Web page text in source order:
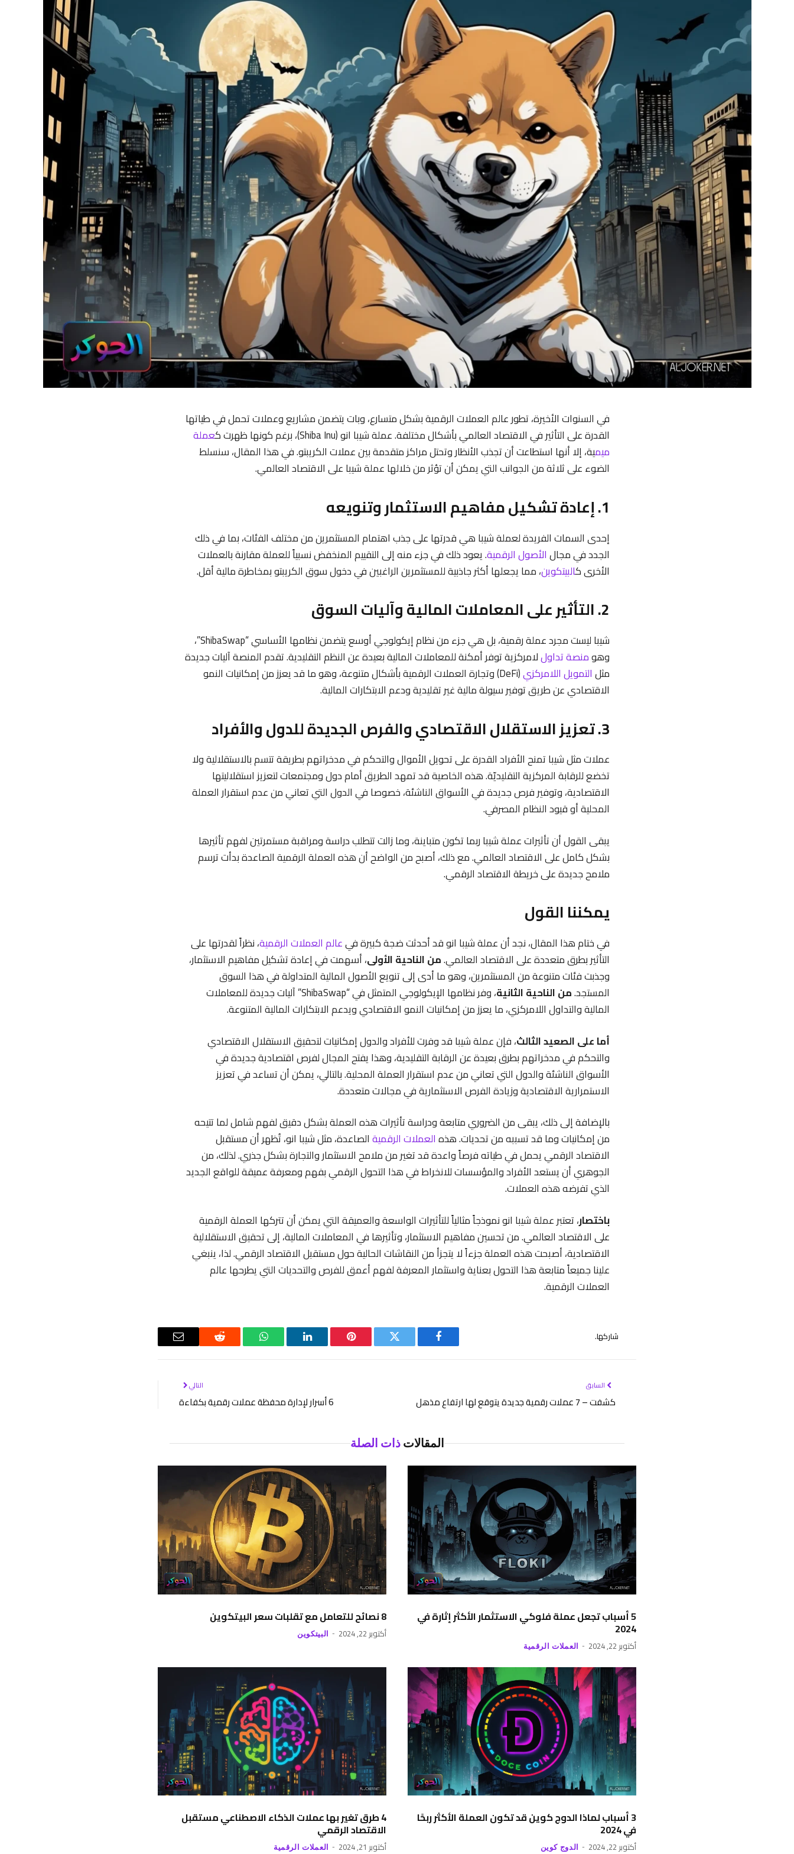
في السنوات الأخيرة، تطور عالم العملات الرقمية بشكل متسارع، وبات يتضمن مشاريع وعملات تحمل في طياتها
القدرة على التأثير في الاقتصاد العالمي بأشكال مختلفة. عملة شيبا انو (Shiba Inu)، برغم كونها ظهرت ك
عملة
ميمية، إلا أنها استطاعت أن تجذب الأنظار وتحتل مراكز متقدمة بين عملات الكريبتو. في هذا المقال، سنسلط
الضوء على ثلاثة من الجوانب التي يمكن أن تؤثر من خلالها عملة شيبا على الاقتصاد العالمي.
1. إعادة تشكيل مفاهيم الاستثمار وتنويعه
إحدى السمات الفريدة لعملة شيبا هي قدرتها على جذب اهتمام المستثمرين من مختلف الفئات، بما في ذلك
الجدد في مجالالأصول الرقمية. يعود ذلك في جزء منه إلى التقييم المنخفض نسبياً للعملة مقارنة بالعملات
الأخرى كالبيتكوين، مما يجعلها أكثر جاذبية للمستثمرين الراغبين في دخول سوق الكريبتو بمخاطرة مالية أقل.
2. التأثير على المعاملات المالية وآليات السوق
شيبا ليست مجرد عملة رقمية، بل هي جزء من نظام إيكولوجي أوسع يتضمن نظامها الأساسي “ShibaSwap”،
وهومنصة تداوللامركزية توفر أمكنة للمعاملات المالية بعيدة عن النظم التقليدية. تقدم المنصة آليات جديدة
مثلالتمويل اللامركزي
(DeFi) وتجارة العملات الرقمية بأشكال متنوعة، وهو ما قد يعزز من إمكانيات النمو
الاقتصادي عن طريق توفير سيولة مالية غير تقليدية ودعم الابتكارات المالية.
3. تعزيز الاستقلال الاقتصادي والفرص الجديدة للدول والأفراد
عملات مثل شيبا تمنح الأفراد القدرة على تحويل الأموال والتحكم في مدخراتهم بطريقة تتسم بالاستقلالية ولا
تخضع للرقابة المركزية التقليديّة. هذه الخاصية قد تمهد الطريق أمام دول ومجتمعات لتعزيز استقلاليتها
الاقتصادية، وتوفير فرص جديدة في الأسواق الناشئة، خصوصا في الدول التي تعاني من عدم استقرار العملة
المحلية أو قيود النظام المصرفي.
يبقى القول أن تأثيرات عملة شيبا ربما تكون متباينة، وما زالت تتطلب دراسة ومراقبة مستمرتين لفهم تأثيرها
بشكل كامل على الاقتصاد العالمي. مع ذلك، أصبح من الواضح أن هذه العملة الرقمية الصاعدة بدأت ترسم
ملامح جديدة على خريطة الاقتصاد الرقمي.
يمكننا القول
في ختام هذا المقال، نجد أن عملة شيبا انو قد أحدثت ضجة كبيرة فيعالم العملات الرقمية، نظراً لقدرتها على
التأثير بطرق متعددة على الاقتصاد العالمي.من الناحية الأولى، أسهمت في إعادة تشكيل مفاهيم الاستثمار،
وجذبت فئات متنوعة من المستثمرين، وهو ما أدى إلى تنويع الأصول المالية المتداولة في هذا السوق
المستجد.من الناحية الثانية
، وفر نظامها الإيكولوجي المتمثل في “ShibaSwap” آليات جديدة للمعاملات
المالية والتداول اللامركزي، ما يعزز من إمكانيات النمو الاقتصادي ويدعم الابتكارات المالية المتنوعة.
أما على الصعيد الثالث، فإن عملة شيبا قد وفرت للأفراد والدول إمكانيات لتحقيق الاستقلال الاقتصادي
والتحكم في مدخراتهم بطرق بعيدة عن الرقابة التقليدية، وهذا يفتح المجال لفرص اقتصادية جديدة في
الأسواق الناشئة والدول التي تعاني من عدم استقرار العملة المحلية. بالتالي، يمكن أن تساعد في تعزيز
الاستمرارية الاقتصادية وزيادة الفرص الاستثمارية في مجالات متعددة.
بالإضافة إلى ذلك، يبقى من الضروري متابعة ودراسة تأثيرات هذه العملة بشكل دقيق لفهم شامل لما تتيحه
من إمكانيات وما قد تسببه من تحديات. هذهالعملات الرقميةالصاعدة، مثل شيبا انو، تُظهر أن مستقبل
الاقتصاد الرقمي يحمل في طياته فرصاً واعدة قد تغير من ملامح الاستثمار والتجارة بشكل جذري. لذلك، من
الجوهري أن يستعد الأفراد والمؤسسات للانخراط في هذا التحول الرقمي بفهم ومعرفة عميقة للواقع الجديد
الذي تفرضه هذه العملات.
باختصار، تعتبر عملة شيبا انو نموذجاً مثالياً للتأثيرات الواسعة والعميقة التي يمكن أن تتركها العملة الرقمية
على الاقتصاد العالمي. من تحسين مفاهيم الاستثمار، وتأثيرها في المعاملات المالية، إلى تحقيق الاستقلالية
الاقتصادية، أصبحت هذه العملة جزءاً لا يتجزأ من النقاشات الحالية حول مستقبل الاقتصاد الرقمي. لذا، ينبغي
علينا جميعاً متابعة هذا التحول بعناية واستثمار المعرفة لفهم أعمق للفرص والتحديات التي يطرحها عالم
العملات الرقمية.
شاركها.
فيسبوك تويتر بينتيريستلينكدإن واتساب رديت
البريد
السابق
كشفت – 7 عملات رقمية جديدة يتوقع لها ارتفاع مذهل
التالي
6 أسرار لإدارة محفظة عملات رقمية بكفاءة
المقالاتذات الصلة
5 أسباب تجعل عملة فلوكي الاستثمار الأكثر إثارة في
2024
أكتوبر 22, 2024 العملات الرقمية
8 نصائح للتعامل مع تقلبات سعر البيتكوين
أكتوبر 22, 2024 البيتكوين
3 أسباب لماذا الدوج كوين قد تكون العملة الأكثر ربحًا
في 2024
أكتوبر 22, 2024 الدوج كوين
4 طرق تغير بها عملات الذكاء الاصطناعي مستقبل
الاقتصاد الرقمي
أكتوبر 21, 2024 العملات الرقمية